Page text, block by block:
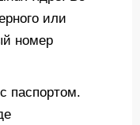
или
номер
паспортом.